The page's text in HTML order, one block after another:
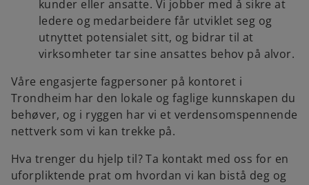
kunder eller ansatte. Vi jobber med å sikre at
ledere og medarbeidere får utviklet seg og
utnyttet potensialet sitt, og bidrar til at
virksomheter tar sine ansattes behov på alvor.
Våre engasjerte fagpersoner på kontoret i
Trondheim har den lokale og faglige kunnskapen du
behøver, og i ryggen har vi et verdensomspennende
nettverk som vi kan trekke på.
Hva trenger du hjelp til? Ta kontakt med oss for en
uforpliktende prat om hvordan vi kan bistå deg og